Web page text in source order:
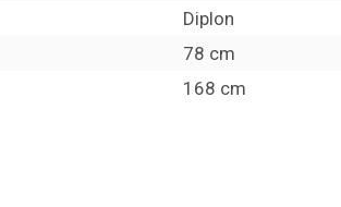
Diplon
78 cm
168 cm